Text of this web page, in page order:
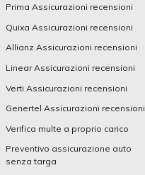
Prima Assicurazioni recensioni
Quixa Assicurazioni recensioni
Allianz Assicurazioni recensioni
Linear Assicurazioni recensioni
Verti Assicurazioni recensioni
Genertel Assicurazioni recensioni
Verifica multe a proprio carico
Preventivo assicurazione auto
senza targa